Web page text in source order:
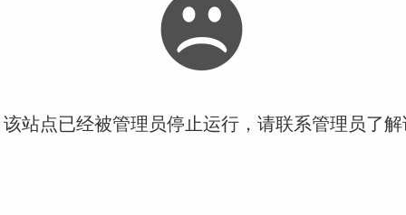
站点已经被管理员停止运行，请联系管理员了